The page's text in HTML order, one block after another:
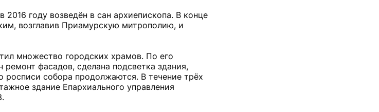
году возведён в сан архиепископа. В конце
возглавив Приамурскую митрополию, и
множество городских храмов. По его
фасадов, сделана подсветка здания,
росписи собора продолжаются. В течение трёх
здание Епархиального управления